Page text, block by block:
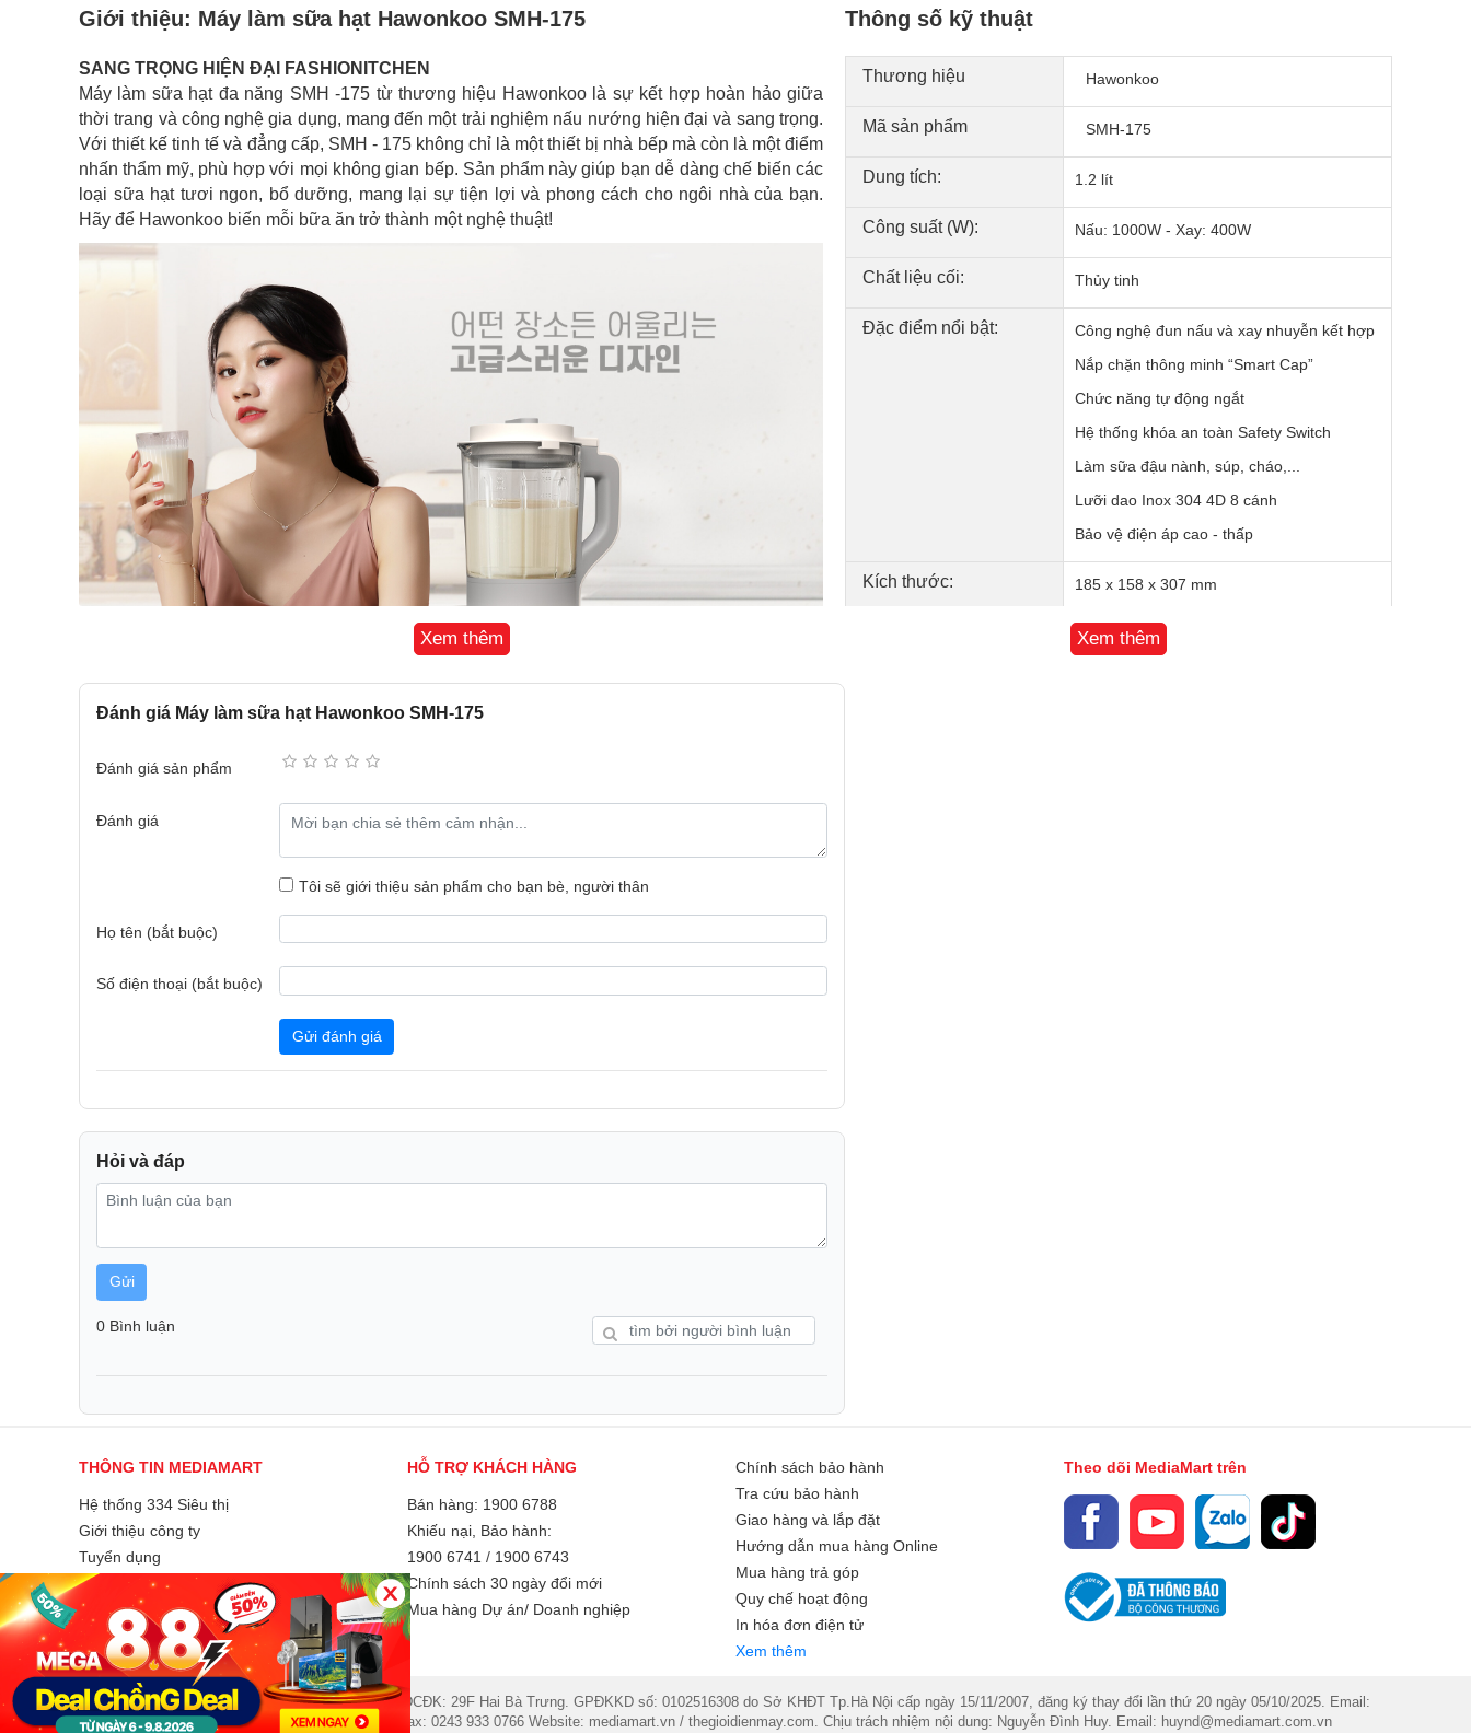
Giới thiệu: Máy làm sữa hạt Hawonkoo SMH-175
SANG TRỌNG HIỆN ĐẠI FASHIONITCHEN
Máy làm sữa hạt đa năng SMH -175 từ thương hiệu Hawonkoo là sự kết hợp hoàn hảo giữa
thời trang và công nghệ gia dụng, mang đến một trải nghiệm nấu nướng hiện đại và sang trọng.
Với thiết kế tinh tế và đẳng cấp, SMH - 175 không chỉ là một thiết bị nhà bếp mà còn là một điểm
nhấn thẩm mỹ, phù hợp với mọi không gian bếp. Sản phẩm này giúp bạn dễ dàng chế biến các
loại sữa hạt tươi ngon, bổ dưỡng, mang lại sự tiện lợi và phong cách cho ngôi nhà của bạn.
Hãy để Hawonkoo biến mỗi bữa ăn trở thành một nghệ thuật!
biến các loại hạt một cách nhanh chóng và hiệu quả. Với dung tích tối ưu 1750ml, máy cho
đình, giúp bạn tiết kiệm thời gian, biến việc làm sữa hạt trở nên đơn giản và dễ dàng hơn bao
8 LƯỠI DAO 4D PERFECT CUT SMH -175 được trang bị thiết kế lưỡi dao 4D theo công nghệ
Perfect Cut, gồm 8 lưỡi dao sử dụng chất liệu inox 304 không gỉ đa hướng. Thiết kế này không
chỉ giúp xay nhuyễn các loại hạt một cách nhanh chóng và đồng đều, mà còn đảm bảo tận dụng
tối đa dinh dưỡng từ nguyên liệu. Lưỡi dao sắc bén và bền bỉ, kết hợp răng cưa trên lưỡi dao,
Xem thêm
Đánh giá Máy làm sữa hạt Hawonkoo SMH-175
Đánh giá sản phẩm
Đánh giá
Tôi sẽ giới thiệu sản phẩm cho bạn bè, người thân
Họ tên (bắt buộc)
Số điện thoại (bắt buộc)
Gửi đánh giá
Hỏi và đáp
Gửi
0 Bình luận
Thông số kỹ thuật
Thương hiệu Hawonkoo
Mã sản phẩm SMH-175
Dung tích: 1.2 lít
Công suất (W): Nấu: 1000W - Xay: 400W
Chất liệu cối: Thủy tinh
Đặc điểm nổi bật:
Công nghệ đun nấu và xay nhuyễn kết hợp
Nắp chặn thông minh “Smart Cap”
Chức năng tự động ngắt
Hệ thống khóa an toàn Safety Switch
Làm sữa đậu nành, súp, cháo,...
Lưỡi dao Inox 304 4D 8 cánh
Bảo vệ điện áp cao - thấp
Kích thước: 185 x 158 x 307 mm
2,75 kg
Xem thêm
THÔNG TIN MEDIAMART
Hệ thống 334 Siêu thị
Giới thiệu công ty
Tuyển dụng
Liên hệ và góp ý
Phương thức thanh toán
HỖ TRỢ KHÁCH HÀNG
Bán hàng: 1900 6788
Khiếu nại, Bảo hành:
1900 6741 / 1900 6743
Chính sách 30 ngày đổi mới
Mua hàng Dự án/ Doanh nghiệp
Chính sách bảo hành
Tra cứu bảo hành
Giao hàng và lắp đặt
Hướng dẫn mua hàng Online
Mua hàng trả góp
Quy chế hoạt động
In hóa đơn điện tử
Xem thêm
Theo dõi MediaMart trên
© 2007 Công ty Cổ phần MEDIAMART Việt Nam - ĐCĐK: 29F Hai Bà Trưng. GPĐKKD số: 0102516308 do Sở KHĐT Tp.Hà Nội cấp ngày 15/11/2007, đăng ký thay đổi lần thứ 20 ngày 05/10/2025. Email:
hotro@mediamart.com.vn. Điện thoại: 1900 6741. Fax: 0243 933 0766 Website: mediamart.vn / thegioidienmay.com. Chịu trách nhiệm nội dung: Nguyễn Đình Huy. Email: huynd@mediamart.com.vn